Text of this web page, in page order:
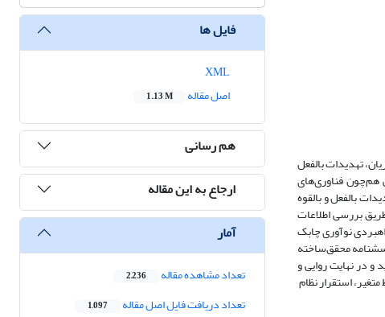
تهدیدات بالفعل
هم‌چون فناوری‌های
بالفعل و بالقوه
بررسی اطلاعات
الگوی راهبردی نوآوری چابک
محقق‌ساخته
و در نهایت روایی و
استقرار نظام
فایل ها
اصل مقاله
1.13 M
هم رسانی
ارجاع به این مقاله
آمار
تعداد مشاهده مقاله 2,236
تعداد دریافت فایل اصل مقاله 1,097